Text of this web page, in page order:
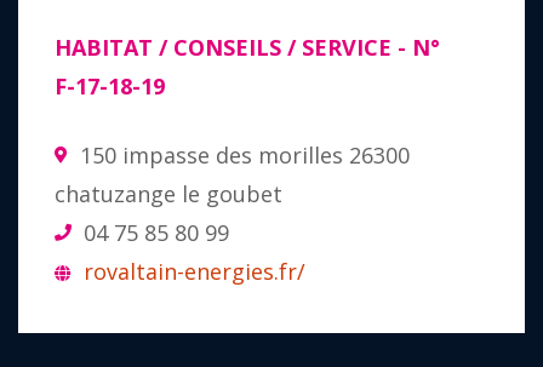
HABITAT / CONSEILS / SERVICE - N°
F-17-18-19
150 impasse des morilles 26300
chatuzange le goubet
04 75 85 80 99
rovaltain-energies.fr/